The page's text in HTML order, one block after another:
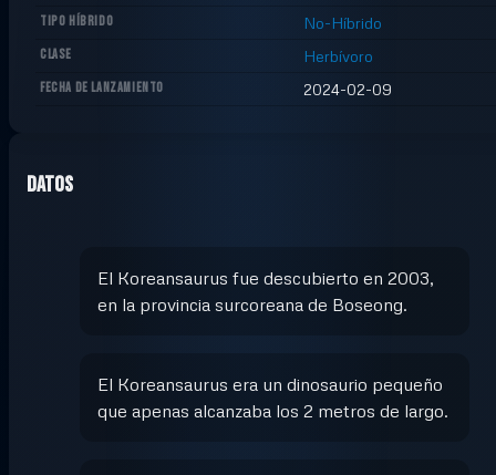
TIPO HÍBRIDO No-Híbrido
CLASE Herbívoro
FECHA DE LANZAMIENTO 2024-02-09
Datos
El Koreansaurus fue descubierto en 2003,
en la provincia surcoreana de Boseong.
El Koreansaurus era un dinosaurio pequeño
que apenas alcanzaba los 2 metros de largo.